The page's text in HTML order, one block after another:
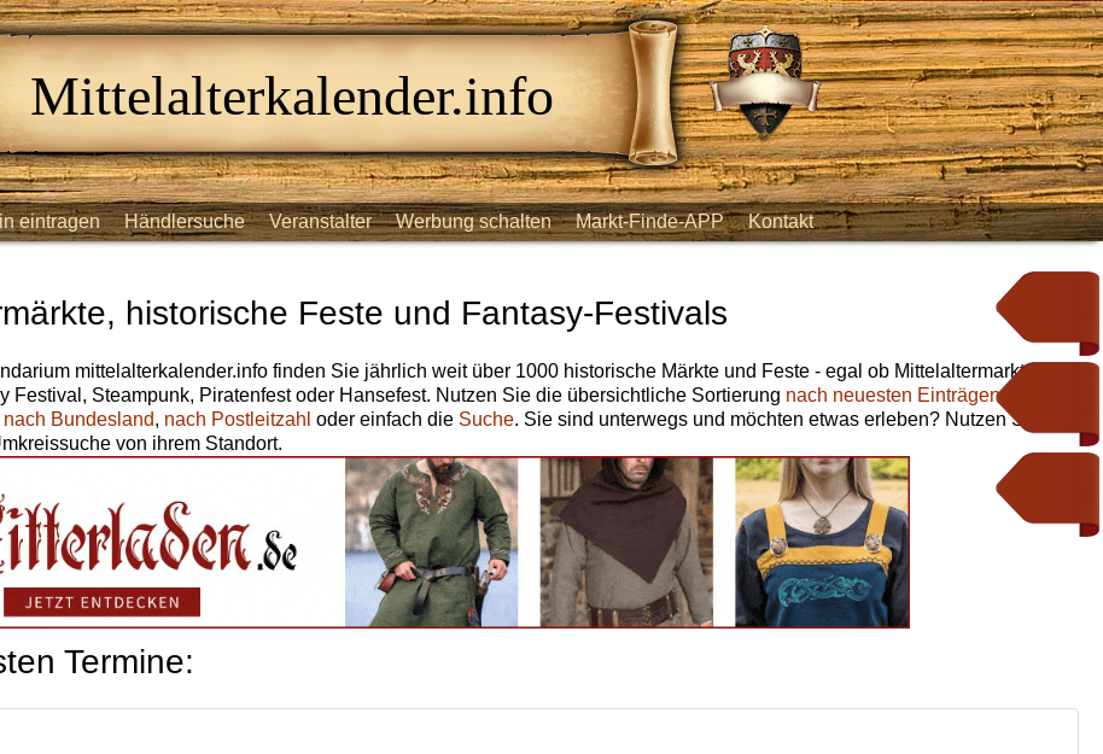
Mittelalterkalender.info
eintragen Händlersuche Veranstalter Werbung schalten Markt-Finde-APP Kontakt
historische Feste und Fantasy-Festivals
mittelalterkalender.info finden Sie jährlich weit über 1000 historische Märkte und Feste - egal ob Mittelaltermarkt,
Festival, Steampunk, Piratenfest oder Hansefest. Nutzen Sie die übersichtliche Sortierung nach neuesten Einträgen,
nach Bundesland, nach Postleitzahl oder einfach die Suche. Sie sind unterwegs und möchten etwas erleben? Nutzen Sie
von ihrem Standort.
Termine: